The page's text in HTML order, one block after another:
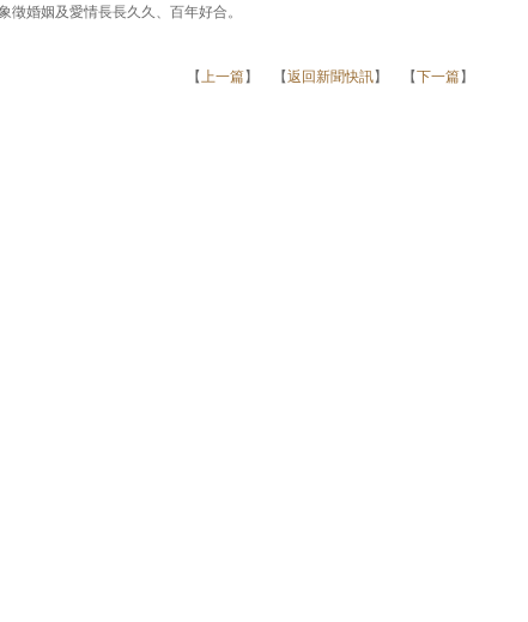
徵婚姻及愛情長長久久、百年好合。
【上一篇】 【返回新聞快訊】 【下一篇】